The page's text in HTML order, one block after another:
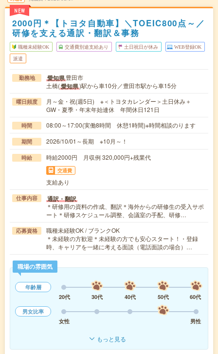
NEW
2000円＊【トヨタ自動車】＼TOEIC800点～／
研修を支える通訳・翻訳＆事務
職種未経験OK 交通費別途支給あり 土日祝日が休み WEB登録OK
派遣
勤務地 愛知県豊田市
土橋(愛知県)駅から車10分／豊田市駅から車15分
曜日頻度
月～金・祝(週5日) ※＜トヨタカレンダー＞土日休み＋
GW・夏季・年末年始連休 年間休日121日
時間 08:00～17:00(実働8時間 休憩1時間)※時間相談のります
期間 2026/10/01～長期 ※10月～！
時給 時給2000円 月収例 320,000円+残業代
交通費
支給あり
仕事内容 通訳・翻訳
＊研修用の資料の作成、翻訳＊海外からの研修生の受入サポ
ート＊研修スケジュール調整、会議室の手配、研修…
応募資格
職種未経験OK / ブランクOK
＊未経験の方歓迎＊未経験の方でも安心スタート！・登録
時、キャリアを一緒に考える面談（電話面談の場合）…
職場の雰囲気
年齢層
20代
30代 40代 50代
60代
男女比率
女性
男性
もっと見る